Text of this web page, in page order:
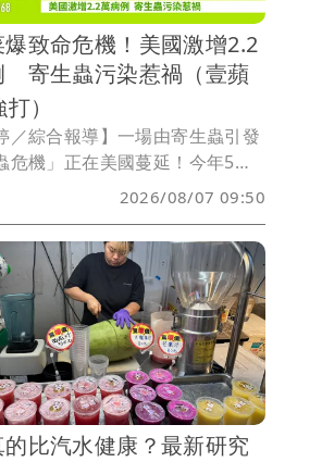
致命危機！美國激增2.2
寄生蟲污染惹禍（壹蘋
）
／綜合報導】一場由寄生蟲引發
危機」正在美國蔓延！今年5月
因感染「環孢子蟲症」
）而腹瀉不止的病例持
截至8月初，全美已有47州通報
染人數破2萬例，甚至已傳出死
調查發現，不少患者發病前曾食
菜，其中結球萵苣（美生菜）、
以及台灣人熟悉的香菜，都被列
染來源。
2026/08/07 09:50
比汽水健康？最新研究